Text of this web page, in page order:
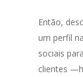
Então,
um perfil
sociais
clientes